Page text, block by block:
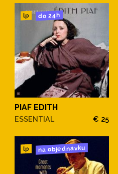
lp do 24h
PIAF EDITH
ESSENTIAL € 25
lp na objednávku